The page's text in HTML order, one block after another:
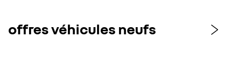
offres véhicules neufs